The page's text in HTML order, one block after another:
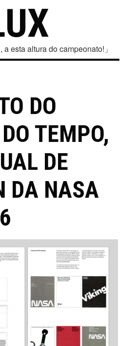
a esta altura do campeonato!」
DO
TEMPO,
DE
DA NASA